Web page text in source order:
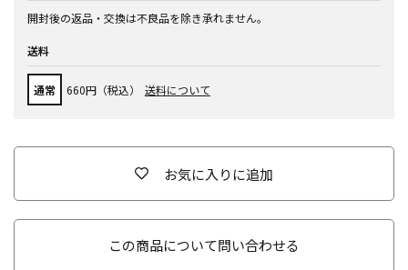
開封後の返品・交換は不良品を除き承れません。
送料
通常 660円（税込） 送料について
お気に入りに追加
この商品について問い合わせる